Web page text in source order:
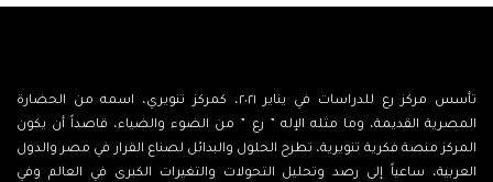
تأسس مركز رع للدراسات في يناير ٢٠٢١، كمركز تنويري، اسمه من الحضارة
المصرية القديمة، وما مثله الإله ” رع ” من الضوء والضياء، قاصداً أن يكون
المركز منصة فكرية تنويرية، تطرح الحلول والبدائل لصناع القرار في مصر والدول
العربية، ساعياً إلى رصد وتحليل التحولات والتغيرات الكبرى في العالم وفي